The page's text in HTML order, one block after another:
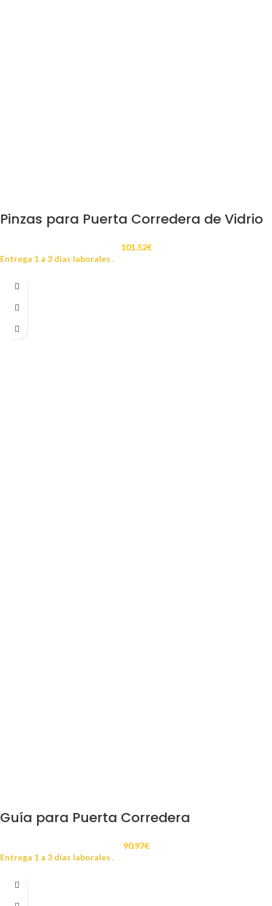
Pinzas para Puerta Corredera de Vidrio
101.52€
Entrega 1 a 3 días laborales .
Guía para Puerta Corredera
90.97€
Entrega 1 a 3 días laborales .